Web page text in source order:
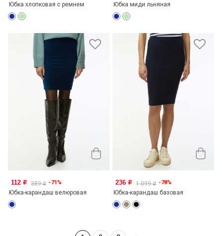
Юбка хлопковая с ремнем Юбка миди льняная
112 o 389o -71%
Юбка-карандаш велюровая
236 o 1 099o -78%
Юбка-карандаш базовая